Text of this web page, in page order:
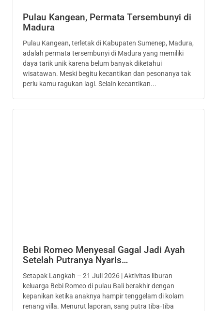
Pulau Kangean, Permata Tersembunyi di
Madura
Pulau Kangean, terletak di Kabupaten Sumenep, Madura,
adalah permata tersembunyi di Madura yang memiliki
daya tarik unik karena belum banyak diketahui
wisatawan. Meski begitu kecantikan dan pesonanya tak
perlu kamu ragukan lagi. Selain kecantikan...
Bebi Romeo Menyesal Gagal Jadi Ayah
Setelah Putranya Nyaris…
Setapak Langkah – 21 Juli 2026 | Aktivitas liburan
keluarga Bebi Romeo di pulau Bali berakhir dengan
kepanikan ketika anaknya hampir tenggelam di kolam
renang villa. Menurut laporan, sang putra tiba‑tiba